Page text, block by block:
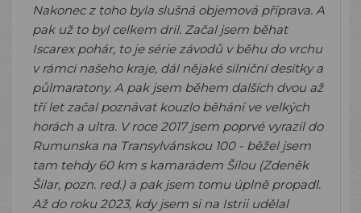
Nakonec z toho byla slušná objemová příprava. A
pak už to byl celkem dril. Začal jsem běhat
Iscarex pohár, to je série závodů v běhu do vrchu
v rámci našeho kraje, dál nějaké silniční desítky a
půlmaratony. A pak jsem během dalších dvou až
tří let začal poznávat kouzlo běhání ve velkých
horách a ultra. V roce 2017 jsem poprvé vyrazil do
Rumunska na Transylvánskou 100 - běžel jsem
tam tehdy 60 km s kamarádem Šílou (Zdeněk
Šilar, pozn. red.) a pak jsem tomu úplně propadl.
Až do roku 2023, kdy jsem si na Istrii udělal